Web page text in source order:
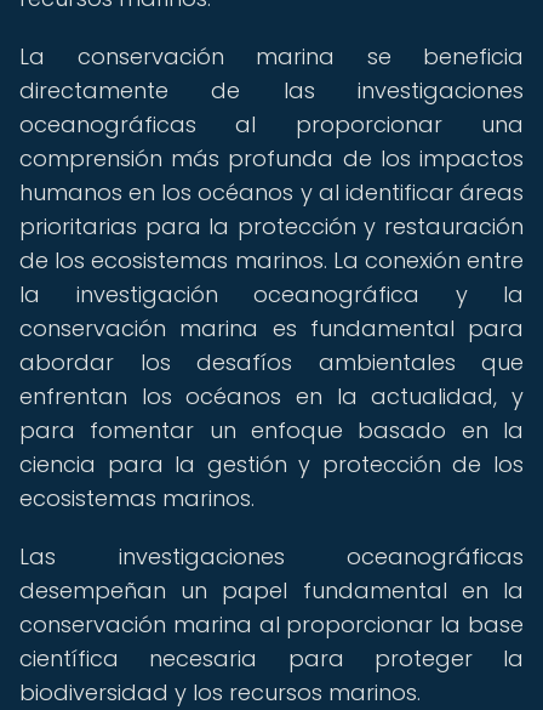
La conservación marina se beneficia
directamente de las investigaciones
oceanográficas al proporcionar una
comprensión más profunda de los impactos
humanos en los océanos y al identificar áreas
prioritarias para la protección y restauración
de los ecosistemas marinos. La conexión entre
la investigación oceanográfica y la
conservación marina es fundamental para
abordar los desafíos ambientales que
enfrentan los océanos en la actualidad, y
para fomentar un enfoque basado en la
ciencia para la gestión y protección de los
ecosistemas marinos.
Las investigaciones oceanográficas
desempeñan un papel fundamental en la
conservación marina al proporcionar la base
científica necesaria para proteger la
biodiversidad y los recursos marinos.